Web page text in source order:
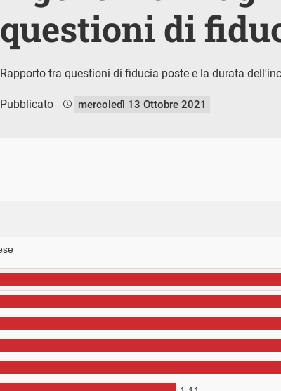
questioni di
Rapporto tra questioni di fiducia poste e la durata
Pubblicato mercoledì 13 Ottobre 2021